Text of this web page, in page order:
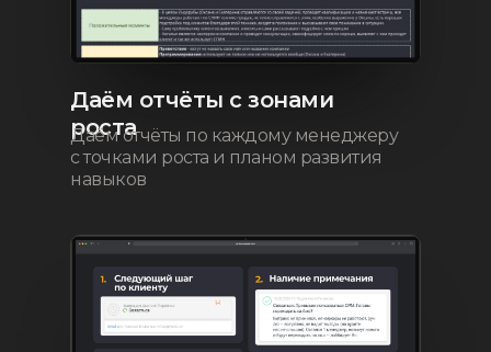
Даём отчёты с зонами
роста
Даём отчёты по каждому менеджеру
с точками роста и планом развития
навыков